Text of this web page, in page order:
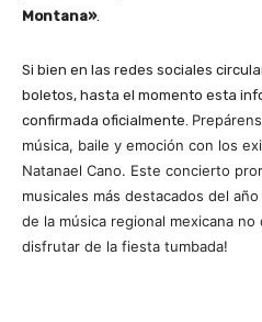
Montana».
Si bien en las redes sociales
boletos, hasta el momento esta
confirmada oficialmente.
música, baile y emoción con los
Natanael Cano. Este concierto
musicales más destacados del
de la música regional mexicana no
disfrutar de la fiesta tumbada!